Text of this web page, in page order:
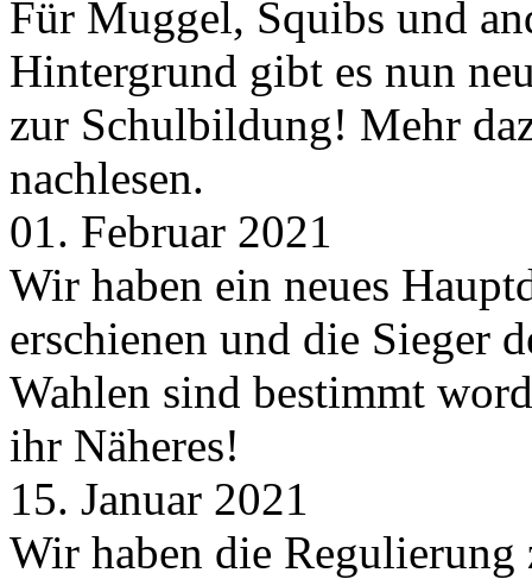
Für Muggel, Squibs und
Hintergrund gibt es nun
zur Schulbildung! Mehr
nachlesen.
01. Februar 2021
Wir haben ein neues
erschienen und die Sieger
Wahlen sind bestimmt
ihr Näheres!
15. Januar 2021
Wir haben die